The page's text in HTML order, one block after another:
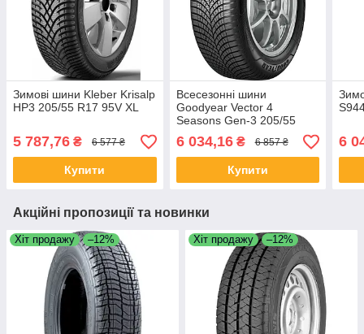
Зимові шини Kleber Krisalp
HP3 205/55 R17 95V XL
5 787,76 ₴ 6 577 ₴
Купити
Всесезонні шини
Goodyear Vector 4
Seasons Gen-3 205/55
R17 95V XL
6 034,16₴ 6 857 ₴
Купити
6
Акційні пропозиції та новинки
Хіт продажу –12% Хіт продажу –12%